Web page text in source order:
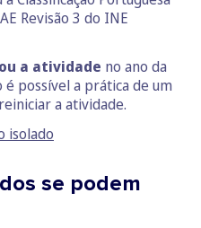
Revisão 3 do INE
a atividade no ano da
é possível a prática de um
a atividade.
isolado
se podem